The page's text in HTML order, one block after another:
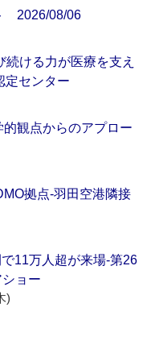
2026/08/06
ける力が医療を支え
センター
観点からのアプロー
拠点‐羽田空港隣接
11万人超が来場‐第26
ョー
)